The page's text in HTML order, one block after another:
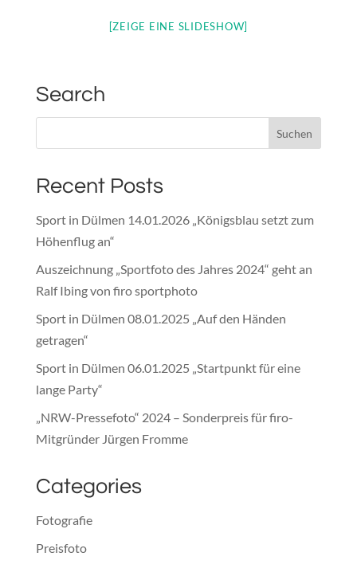
[ZEIGE EINE SLIDESHOW]
Search
Recent Posts
Sport in Dülmen 14.01.2026 „Königsblau setzt zum
Höhenflug an“
Auszeichnung „Sportfoto des Jahres 2024“ geht an
Ralf Ibing von firo sportphoto
Sport in Dülmen 08.01.2025 „Auf den Händen
getragen“
Sport in Dülmen 06.01.2025 „Startpunkt für eine
lange Party“
„NRW-Pressefoto“ 2024 – Sonderpreis für firo-
Mitgründer Jürgen Fromme
Categories
Fotografie
Preisfoto